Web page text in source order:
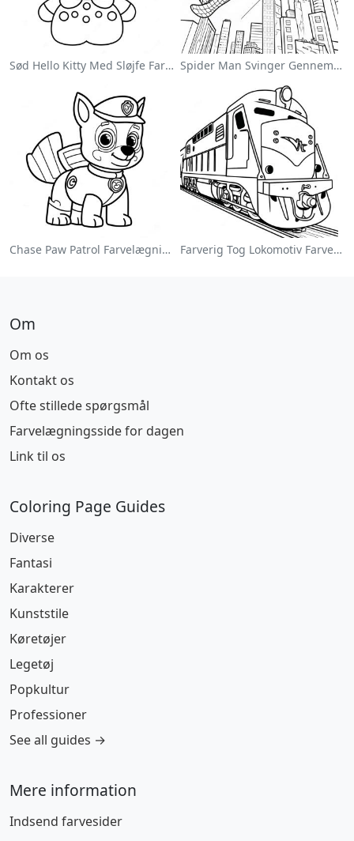
Sød Hello Kitty Med Sløjfe Farvelægningsside Spider Man Svinger Gennem Byen Farvelægningsside
Chase Paw Patrol Farvelægningsside Farverig Tog Lokomotiv Farvelægningsside
Om
Om os
Kontakt os
Ofte stillede spørgsmål
Farvelægningsside for dagen
Link til os
Coloring Page Guides
Diverse
Fantasi
Karakterer
Kunststile
Køretøjer
Legetøj
Popkultur
Professioner
See all guides →
Mere information
Indsend farvesider